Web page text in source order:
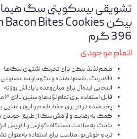
تشویقی بیسکویتی سگ
396 گرم
اتمام موجودی
طعم لذیذ بیکن برای تحریک اشتهای سگ‌ها
فاقد رنگ، طعم‌دهنده و نگهدارنده مصنوعی
انتخابی ایده‌آل برای میان‌وعده یا پاداش روزانه
قابل استفاده برای تمام نژادها و سنین بالای ۳ ماه
پخت‌شده در فر برای حفظ طعم و ارزش غذایی
کمک به رضایت و آرامش سگ از طریق جویدن
کمک به سلامت دستگاه گوارش و افزایش
ترد و خوش‌بو، مناسب برای استفاده به‌عنوان